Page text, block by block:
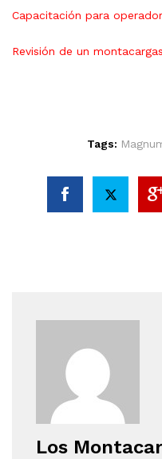
Capacitación para
Revisión de un montacargas
Tags:
Los